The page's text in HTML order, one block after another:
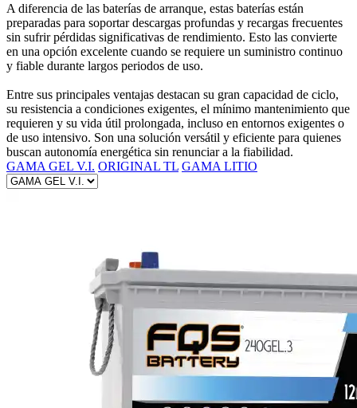
A diferencia de las baterías de arranque, estas baterías están
preparadas para soportar descargas profundas y recargas frecuentes
sin sufrir pérdidas significativas de rendimiento. Esto las convierte
en una opción excelente cuando se requiere un suministro continuo
y fiable durante largos periodos de uso.
Entre sus principales ventajas destacan su gran capacidad de ciclo,
su resistencia a condiciones exigentes, el mínimo mantenimiento que
requieren y su vida útil prolongada, incluso en entornos exigentes o
de uso intensivo. Son una solución versátil y eficiente para quienes
buscan autonomía energética sin renunciar a la fiabilidad.
GAMA GEL V.I. ORIGINAL TL GAMA LITIO